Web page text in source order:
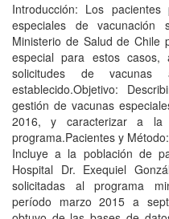
Introducción: Los pacientes
especiales de vacunación
Ministerio de Salud de Chile
especial para estos casos,
solicitudes de
establecido.Objetivo:
gestión de vacunas
2016, y caracterizar a la
programa.Pacientes y
Incluye a la población de
Hospital Dr. Exequiel
solicitadas al programa
período marzo 2015 a